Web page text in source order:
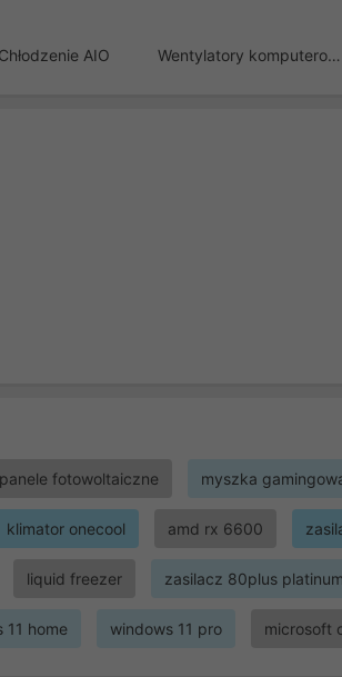
Chłodzenie AIO Wentylatory komputerowe
panele fotowoltaiczne myszka
klimator onecool amd rx 6600
liquid freezer zasilacz 80plus platinum
11 home windows 11 pro microsoft